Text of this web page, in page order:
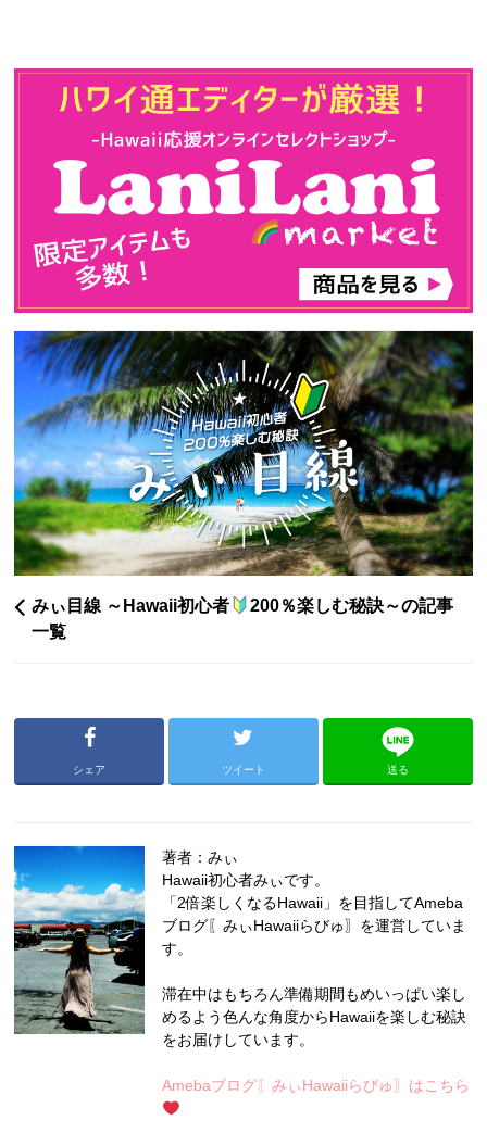
みぃ目線 ～Hawaii初心者
200％楽しむ秘訣～の記事
一覧
シェア ツイート 送る
著者：みぃ
Hawaii初心者みぃです。
「2倍楽しくなるHawaii」を目指してAmeba
ブログ〖みぃHawaiiらびゅ〗を運営していま
す。
滞在中はもちろん準備期間もめいっぱい楽し
めるよう色んな角度からHawaiiを楽しむ秘訣
をお届けしています。
Amebaブログ〖みぃHawaiiらびゅ〗はこちら